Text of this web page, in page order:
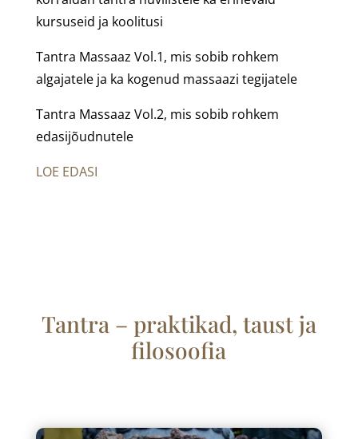
kursuseid ja koolitusi
Tantra Massaaz Vol.1, mis sobib rohkem
algajatele ja ka kogenud massaazi tegijatele
Tantra Massaaz Vol.2, mis sobib rohkem
edasijõudnutele
LOE EDASI
Tantra – praktikad, taust ja
filosoofia